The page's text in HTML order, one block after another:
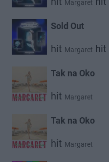
Margaret
Sold Out
hit Margaret hit
Tak na Oko
hit Margaret
Tak na Oko
hit Margaret